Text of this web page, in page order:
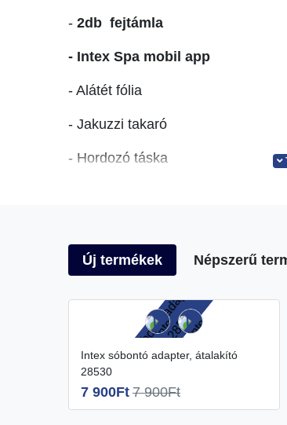
- 2db fejtámla
- Intex Spa mobil app
- Alátét fólia
- Jakuzzi takaró
- Hordozó táska
Doboz méretei: 76x54x102 cm
Műszaki paraméterek:
Új termékek Népszerű
Intex sóbontó adapter, átalakító
28530
7 900Ft 7 900Ft